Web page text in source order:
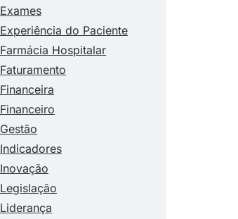
Exames
Experiência do Paciente
Farmácia Hospitalar
Faturamento
Financeira
Financeiro
Gestão
Indicadores
Inovação
Legislação
Liderança